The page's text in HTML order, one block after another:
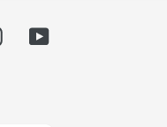
InstagramYouTube